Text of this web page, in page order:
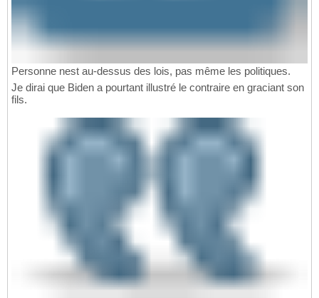
Personne nest au-dessus des lois, pas même les politiques.
Je dirai que Biden a pourtant illustré le contraire en graciant son
fils.